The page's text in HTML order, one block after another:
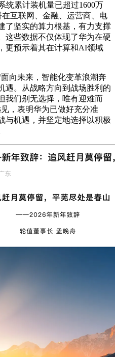
统累计装机量已超过1600万
互联网、金融、运营商、电
了坚实的算力根基，有力支撑
这些数据不仅体现了华为在硬
更预示着其在计算和AI领域
向未来，智能化变革浪潮奔
遇。从战略方向到战场胜利的
我们别无选择，唯有迎难而
，表明华为已做好充分准
与机遇，并坚定地选择以积极